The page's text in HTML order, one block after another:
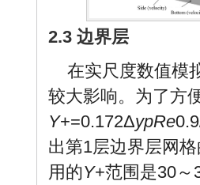
2.3 边界层
在实尺度数值模
较大影响。为了方
Y+=0.172ΔypRe
出第1层边界层网
用的Y+范围是30～